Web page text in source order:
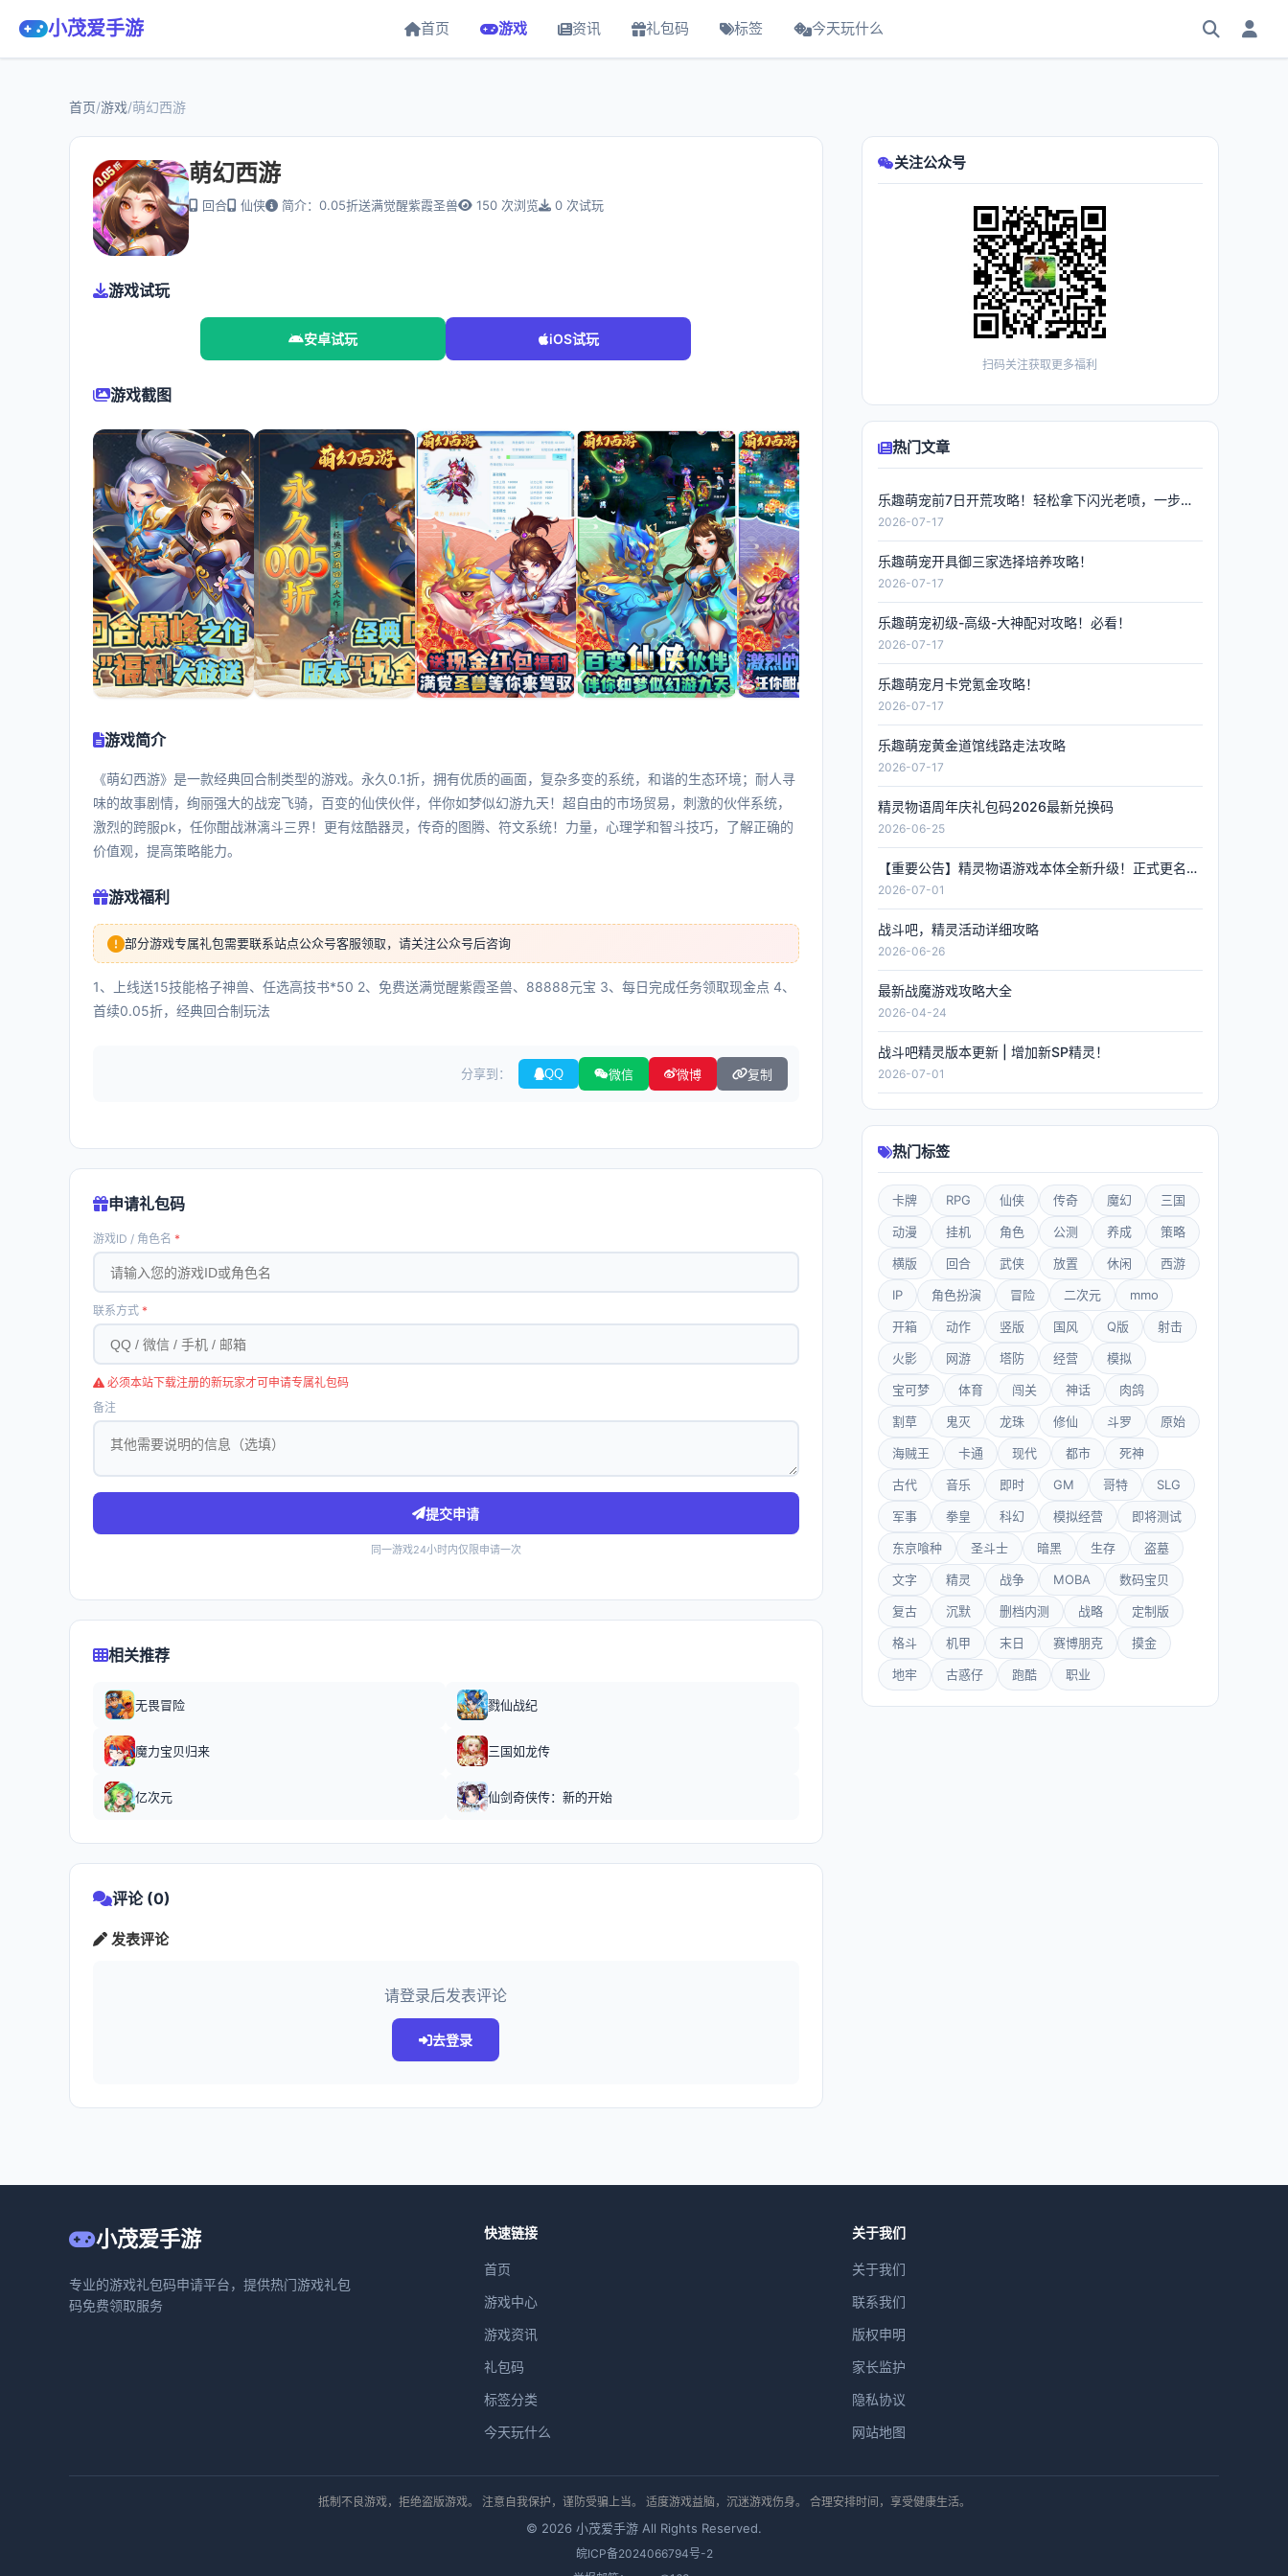
小茂爱手游 首页 游戏 资讯 礼包码 标签 今天玩什么
首页/游戏/萌幻西游
萌幻西游
回合 仙侠 简介：0.05折送满觉醒紫霞圣兽 150 次浏览 0 次试玩
游戏试玩
安卓试玩 iOS试玩
游戏截图
游戏简介
《萌幻西游》是一款经典回合制类型的游戏。永久0.1折，拥有优质的画面，复杂多变的系统，和谐的生态环境；耐人寻
味的故事剧情，绚丽强大的战宠飞骑，百变的仙侠伙伴，伴你如梦似幻游九天！超自由的市场贸易，刺激的伙伴系统，
激烈的跨服pk，任你酣战淋漓斗三界！更有炫酷器灵，传奇的图腾、符文系统！力量，心理学和智斗技巧，了解正确的
价值观，提高策略能力。
游戏福利
部分游戏专属礼包需要联系站点公众号客服领取，请关注公众号后咨询
1、上线送15技能格子神兽、任选高技书*50 2、免费送满觉醒紫霞圣兽、88888元宝 3、每日完成任务领取现金点 4、
首续0.05折，经典回合制玩法
分享到： QQ 微信 微博 复制
申请礼包码
游戏ID / 角色名 *
联系方式 *
必须本站下载注册的新玩家才可申请专属礼包码
备注
提交申请
同一游戏24小时内仅限申请一次
相关推荐
无畏冒险 戮仙战纪
魔力宝贝归来 三国如龙传
亿次元 仙剑奇侠传：新的开始
评论 (0)
发表评论
请登录后发表评论
去登录
关注公众号
扫码关注获取更多福利
热门文章
乐趣萌宠前7日开荒攻略！轻松拿下闪光老喷，一步到位
2026-07-17
乐趣萌宠开具御三家选择培养攻略！
2026-07-17
乐趣萌宠初级-高级-大神配对攻略！必看！
2026-07-17
乐趣萌宠月卡党氪金攻略！
2026-07-17
乐趣萌宠黄金道馆线路走法攻略
2026-07-17
精灵物语周年庆礼包码2026最新兑换码
2026-06-25
【重要公告】精灵物语游戏本体全新升级！正式更名《精灵联萌》，数据全程保留！
2026-07-01
战斗吧，精灵活动详细攻略
2026-06-26
最新战魔游戏攻略大全
2026-04-24
战斗吧精灵版本更新 | 增加新SP精灵！
2026-07-01
热门标签
卡牌 RPG 仙侠 传奇 魔幻 三国
动漫 挂机 角色 公测 养成 策略
横版 回合 武侠 放置 休闲 西游
IP 角色扮演 冒险 二次元 mmo
开箱 动作 竖版 国风 Q版 射击
火影 网游 塔防 经营 模拟
宝可梦 体育 闯关 神话 肉鸽
割草 鬼灭 龙珠 修仙 斗罗 原始
海贼王 卡通 现代 都市 死神
古代 音乐 即时 GM 哥特 SLG
军事 拳皇 科幻 模拟经营 即将测试
东京喰种 圣斗士 暗黑 生存 盗墓
文字 精灵 战争 MOBA 数码宝贝
复古 沉默 删档内测 战略 定制版
格斗 机甲 末日 赛博朋克 摸金
地牢 古惑仔 跑酷 职业
小茂爱手游
专业的游戏礼包码申请平台，提供热门游戏礼包
码免费领取服务
快速链接
首页
游戏中心
游戏资讯
礼包码
标签分类
今天玩什么
关于我们
关于我们
联系我们
版权申明
家长监护
隐私协议
网站地图
抵制不良游戏，拒绝盗版游戏。 注意自我保护，谨防受骗上当。 适度游戏益脑，沉迷游戏伤身。 合理安排时间，享受健康生活。
© 2026 小茂爱手游 All Rights Reserved.
皖ICP备2024066794号-2